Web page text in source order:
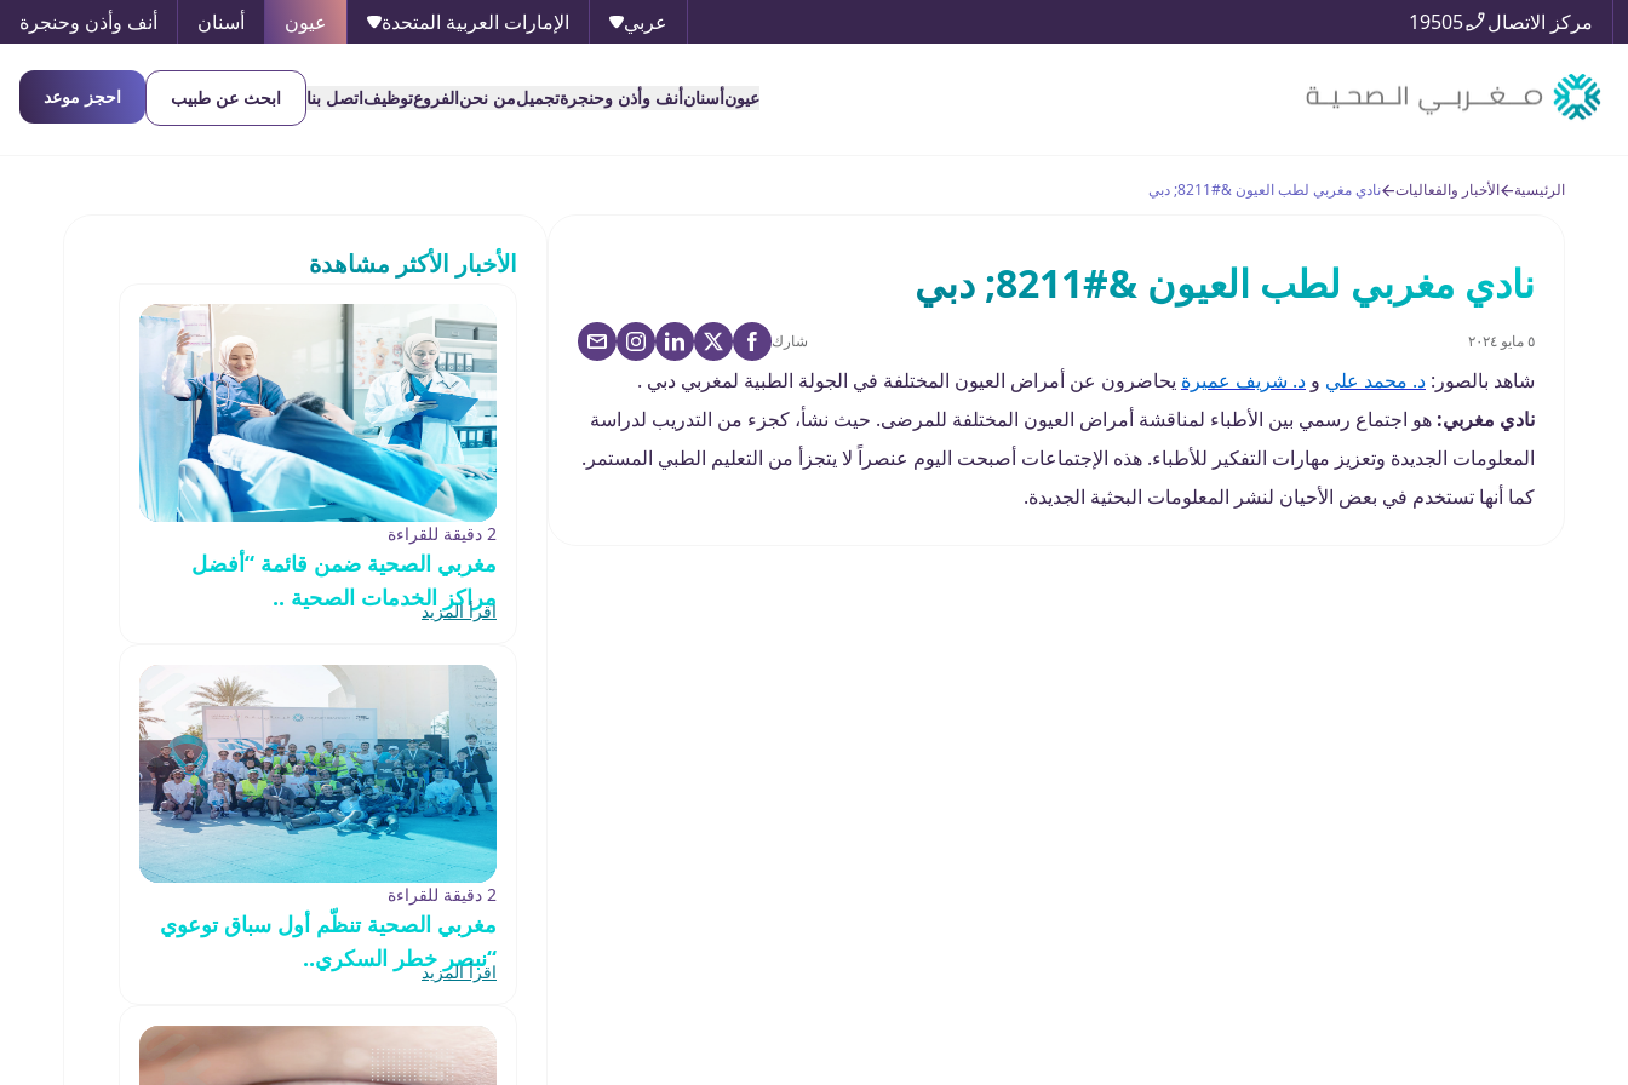
مركز الاتصال 19505 عربي الإمارات العربية المتحدة عيون أسنان أنف وأذن وحنجرة
عيونأسنانأنف وأذن وحنجرةتجميلمن نحنالفروعتوظيفاتصل بنا ابحث عن طبيب احجز موعد
الرئيسية الأخبار والفعاليات نادي مغربي لطب العيون &#8211; دبي
نادي مغربي لطب العيون &#8211; دبي
٥ مايو ٢٠٢٤ شارك
شاهد بالصور: د. محمد علي و د. شريف عميرة يحاضرون عن أمراض العيون المختلفة في الجولة الطبية لمغربي دبي .
نادي مغربي: هو اجتماع رسمي بين الأطباء لمناقشة أمراض العيون المختلفة للمرضى. حيث نشأ، كجزء من التدريب لدراسة
المعلومات الجديدة وتعزيز مهارات التفكير للأطباء. هذه الإجتماعات أصبحت اليوم عنصراً لا يتجزأ من التعليم الطبي المستمر.
كما أنها تستخدم في بعض الأحيان لنشر المعلومات البحثية الجديدة.
الأخبار الأكثر مشاهدة
2 دقيقة للقراءة
مغربي الصحية ضمن قائمة “أفضل
مراكز الخدمات الصحية ..
اقرأ المزيد
2 دقيقة للقراءة
مغربي الصحية تنظّم أول سباق توعوي
“نبصر خطر السكري..
اقرأ المزيد